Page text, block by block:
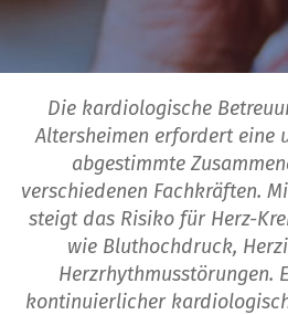
Die kardiologische
Altersheimen erfordert eine
abgestimmte
verschiedenen Fachkräften.
steigt das Risiko für Herz-
wie Bluthochdruck,
Herzrhythmusstörungen.
kontinuierlicher